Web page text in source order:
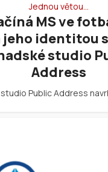
Jednou větou…
MS ve
jeho identitou
studio
Address
Public Address